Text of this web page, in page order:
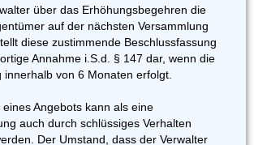
über das Erhöhungsbegehren die
auf der nächsten Versammlung
diese zustimmende Beschlussfassung
Annahme i.S.d. § 147 dar, wenn die
innerhalb von 6 Monaten erfolgt.
eines Angebots kann als eine
auch durch schlüssiges Verhalten
Der Umstand, dass der Verwalter